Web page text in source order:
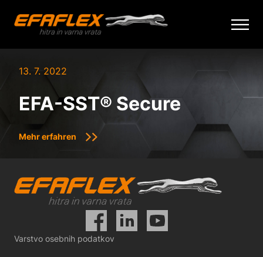
content
13. 7. 2022
EFA-SST® Secure
Mehr erfahren
Varstvo osebnih podatkov